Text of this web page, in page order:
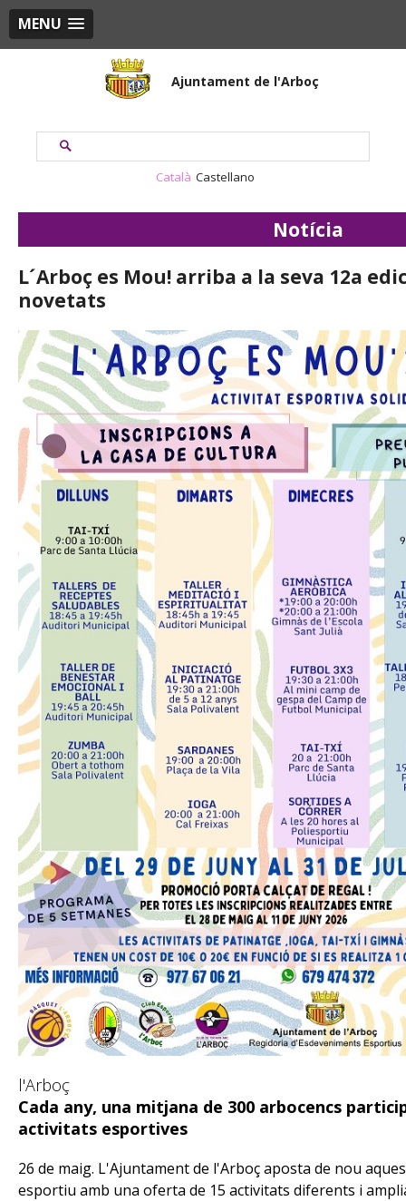
MENU
Ajuntament de l'Arboç
Català Castellano
Notícia
L´Arboç es Mou! arriba a la seva 12a
novetats
l'Arboç
Cada any, una mitjana de 300 arbocencs
activitats esportives
26 de maig. L'Ajuntament de l'Arboç aposta de nou
esportiu amb una oferta de 15 activitats diferents i